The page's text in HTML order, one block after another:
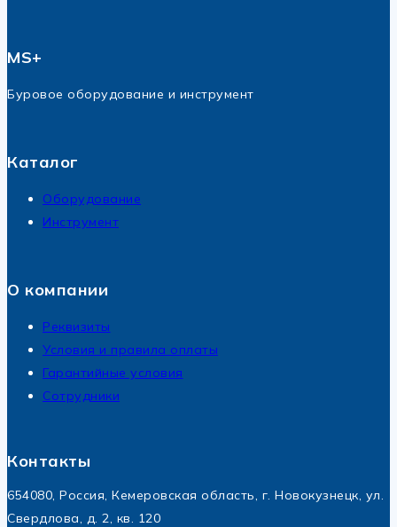
MS+
Буровое оборудование и инструмент
Каталог
Оборудование
Инструмент
О компании
Реквизиты
Условия и правила оплаты
Гарантийные условия
Сотрудники
Контакты
654080, Россия, Кемеровская область, г. Новокузнецк, ул.
Свердлова, д. 2, кв. 120